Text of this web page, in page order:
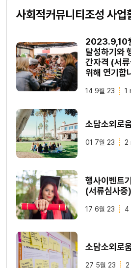
사회적커뮤니티조성 사업
2023.9,10
달성하기와
간자격 (서
위해 연기합
14 9월 23 1
소담소외로
01 7월 23 2
행사이벤트
(서류심사중)
17 6월 23 4
소담소외로
27 5월 23 2